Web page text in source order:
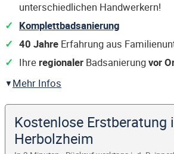
unterschiedlichen Handwerkern!
Komplettbadsanierung
40 Jahre Erfahrung aus
Ihre regionaler Badsanierungvor
Mehr Infos
Kostenlose Erstberatung
Herbolzheim